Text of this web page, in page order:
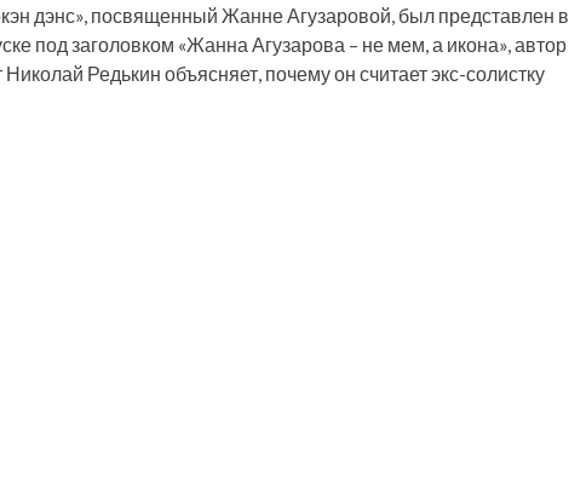
дэнс», посвященный Жанне Агузаровой, был представлен в
под заголовком «Жанна Агузарова – не мем, а икона», автор
Редькин объясняет, почему он считает экс-солистку